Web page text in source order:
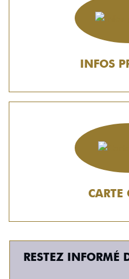
INFOS
CARTE
RESTEZ INFORMÉ